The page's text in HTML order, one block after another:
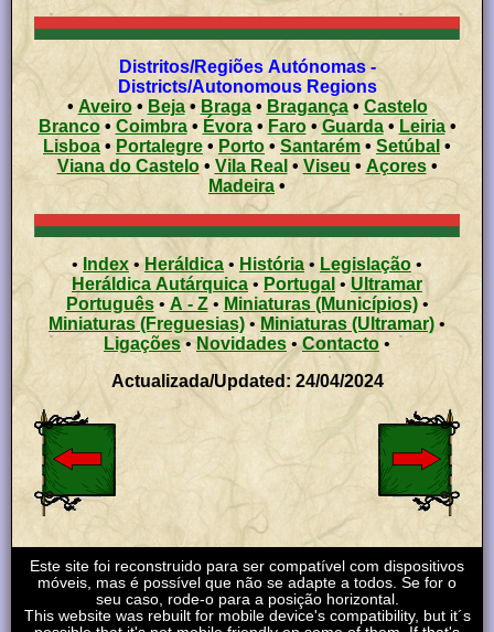
Distritos/Regiões Autónomas -
Districts/Autonomous Regions
• Aveiro• Beja•Braga• Bragança• Castelo
Branco• Coimbra• Évora• Faro•Guarda• Leiria•
Lisboa• Portalegre • Porto•Santarém • Setúbal •
Viana do Castelo• Vila Real •Viseu • Açores •
Madeira •
• Index • Heráldica • História • Legislação •
Heráldica Autárquica • Portugal •Ultramar
Português• A - Z• Miniaturas (Municípios)•
Miniaturas (Freguesias)•Miniaturas (Ultramar) •
Ligações•Novidades •Contacto •
Actualizada/Updated: 24/04/2024
Este site foi reconstruido para ser compatível com dispositivos
móveis, mas é possível que não se adapte a todos. Se for o
seu caso, rode-o para a posição horizontal.
This website was rebuilt for mobile device's compatibility, but it´s